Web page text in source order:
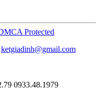
ketgiadinh@gmail.com
0933.48.1979